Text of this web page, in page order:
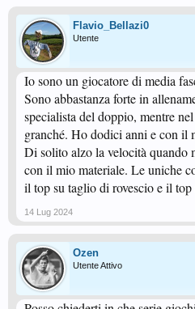
Flavio_Bellazi0
Utente
Io sono un giocatore di media
Sono abbastanza forte in
specialista del doppio, mentre
granché. Ho dodici anni e con il
Di solito alzo la velocità quando
con il mio materiale. Le uniche
il top su taglio di rovescio e il top
14 Lug 2024
Ozen
Utente Attivo